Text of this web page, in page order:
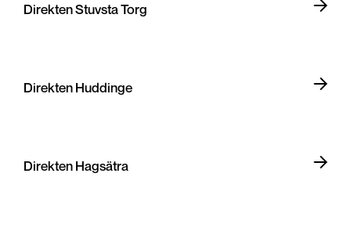
Direkten Stuvsta Torg
Direkten Huddinge
Direkten Hagsätra